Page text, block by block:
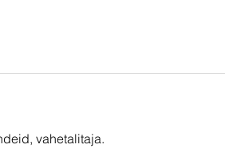
vahetalitaja.